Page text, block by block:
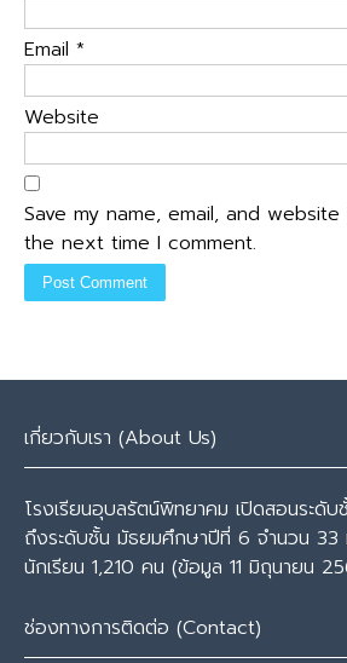
Email *
Website
Save my name, email, and
the next time I comment.
เกี่ยวกับเรา (About Us)
โรงเรียนอุบลรัตน์พิทยาคม เปิดสอนระดั
ถึงระดับชั้น มัธยมศึกษาปีที่ 6 จำนวน 33
นักเรียน 1,210 คน (ข้อมูล 11 มิถุนายน
ช่องทางการติดต่อ (Contact)